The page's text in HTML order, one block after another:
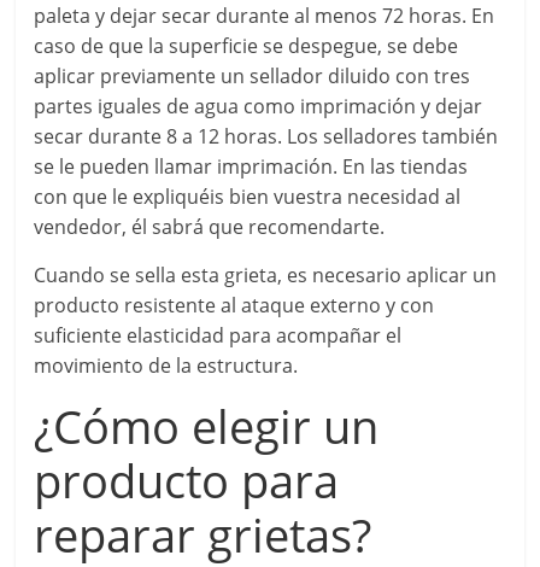
paleta y dejar secar durante al menos 72 horas. En
caso de que la superficie se despegue, se debe
aplicar previamente un sellador diluido con tres
partes iguales de agua como imprimación y dejar
secar durante 8 a 12 horas. Los selladores también
se le pueden llamar imprimación. En las tiendas
con que le expliquéis bien vuestra necesidad al
vendedor, él sabrá que recomendarte.
Cuando se sella esta grieta, es necesario aplicar un
producto resistente al ataque externo y con
suficiente elasticidad para acompañar el
movimiento de la estructura.
¿Cómo elegir un
producto para
reparar grietas?